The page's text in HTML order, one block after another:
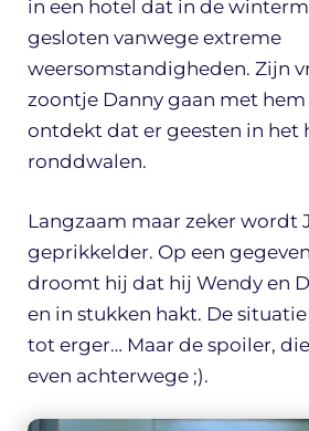
in een hotel dat in de
gesloten vanwege extreme
weersomstandigheden. Zijn
zoontje Danny gaan met hem
ontdekt dat er geesten in het
ronddwalen.
Langzaam maar zeker wordt
geprikkelder. Op een
droomt hij dat hij Wendy en
en in stukken hakt. De
tot erger… Maar de spoiler,
even achterwege ;).